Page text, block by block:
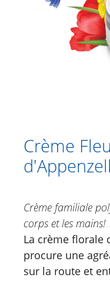
Soins
Crèmes à
Soins des
Aromathérapie
Soins de soleil
31
Baume
Eucasol
Crème
Spray
Crème
d'Appenzell
Crème familiale
corps et les mains!
La crème florale
procure une
sur la route et